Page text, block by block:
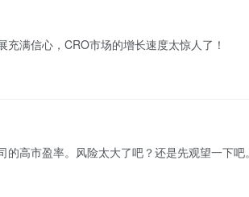
满信心，CRO市场的增长速度太惊人了！
高市盈率。风险太大了吧？还是先观望一下吧。